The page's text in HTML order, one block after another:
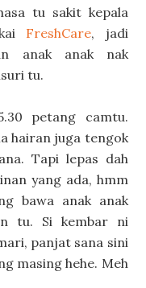
tu sakit kepala
FreshCare, jadi
anak anak nak
tu.
petang camtu.
hairan juga tengok
Tapi lepas dah
yang ada, hmm
bawa anak anak
tu. Si kembar ni
panjat sana sini
masing hehe. Meh